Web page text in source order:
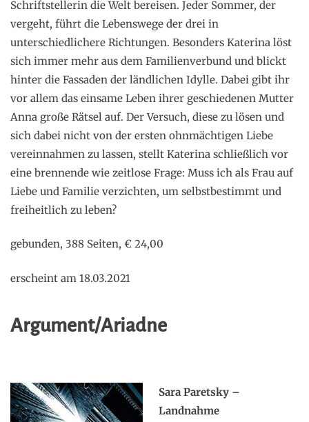
Schriftstellerin die Welt bereisen. Jeder Sommer, der
vergeht, führt die Lebenswege der drei in
unterschiedlichere Richtungen. Besonders Katerina löst
sich immer mehr aus dem Familienverbund und blickt
hinter die Fassaden der ländlichen Idylle. Dabei gibt ihr
vor allem das einsame Leben ihrer geschiedenen Mutter
Anna große Rätsel auf. Der Versuch, diese zu lösen und
sich dabei nicht von der ersten ohnmächtigen Liebe
vereinnahmen zu lassen, stellt Katerina schließlich vor
eine brennende wie zeitlose Frage: Muss ich als Frau auf
Liebe und Familie verzichten, um selbstbestimmt und
freiheitlich zu leben?
gebunden, 388 Seiten, € 24,00
erscheint am 18.03.2021
Argument/Ariadne
Sara Paretsky –
Landnahme